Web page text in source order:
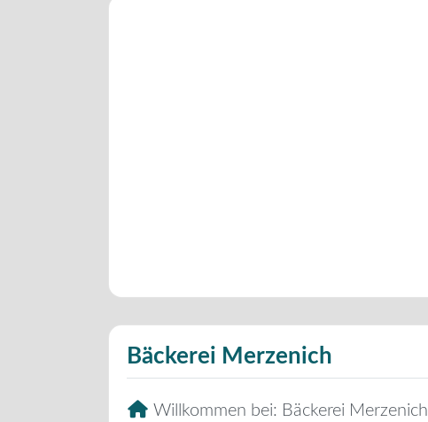
Bäckerei Merzenich
Willkommen bei: Bäckerei Merzenich